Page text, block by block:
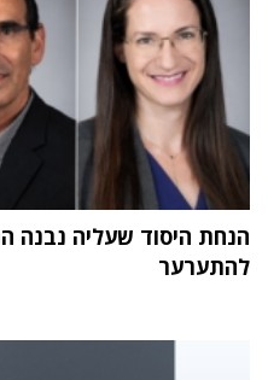
הנחת היסוד שעליה נבנה
להתערער